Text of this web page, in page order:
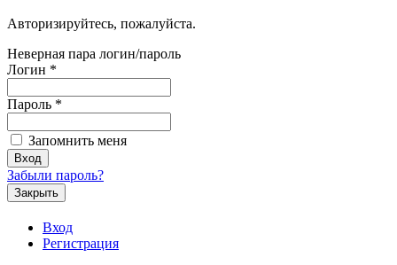
Авторизируйтесь, пожалуйста.
Неверная пара логин/пароль
Логин *
Пароль *
Запомнить меня
Забыли пароль?
Закрыть
Вход
Регистрация